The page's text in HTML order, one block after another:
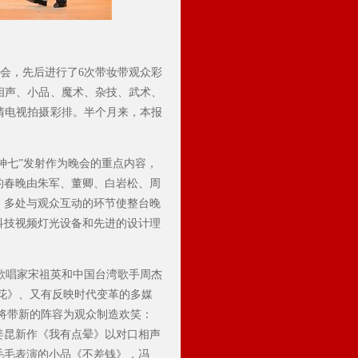
，先后进行了6次带妆带观众彩
、小品、魔术、杂技、武术、
视拍摄彩排。半个月来，本报
”发射作为晚会的重点内容，
晚由朱军、董卿、白岩松、周
处与观众互动的环节使整台晚
视频灯光设备和先进的设计理
家宋祖英和中国台湾歌手周杰
》、又有反映时代变革的多媒
新的阵容为观众制造欢笑：
新作《我有点晕》以对口相声
表演的小品《不差钱》，冯